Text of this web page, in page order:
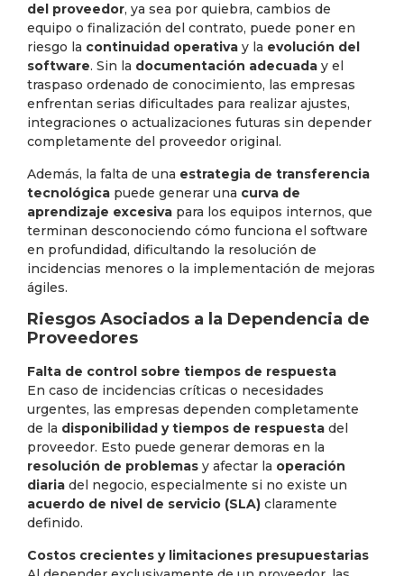
del proveedor, ya sea por quiebra, cambios de
equipo o finalización del contrato, puede poner en
riesgo la continuidad operativa y la evolución del
software. Sin la documentación adecuada y el
traspaso ordenado de conocimiento, las empresas
enfrentan serias dificultades para realizar ajustes,
integraciones o actualizaciones futuras sin depender
completamente del proveedor original.
Además, la falta de una estrategia de transferencia
tecnológica puede generar una curva de
aprendizaje excesiva para los equipos internos, que
terminan desconociendo cómo funciona el software
en profundidad, dificultando la resolución de
incidencias menores o la implementación de mejoras
ágiles.
Riesgos Asociados a la Dependencia de
Proveedores
Falta de control sobre tiempos de respuesta
En caso de incidencias críticas o necesidades
urgentes, las empresas dependen completamente
de la disponibilidad y tiempos de respuesta del
proveedor. Esto puede generar demoras en la
resolución de problemas y afectar la operación
diaria del negocio, especialmente si no existe un
acuerdo de nivel de servicio (SLA) claramente
definido.
Costos crecientes y limitaciones presupuestarias